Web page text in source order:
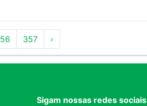
357 ›
Sigam nossas redes sociais